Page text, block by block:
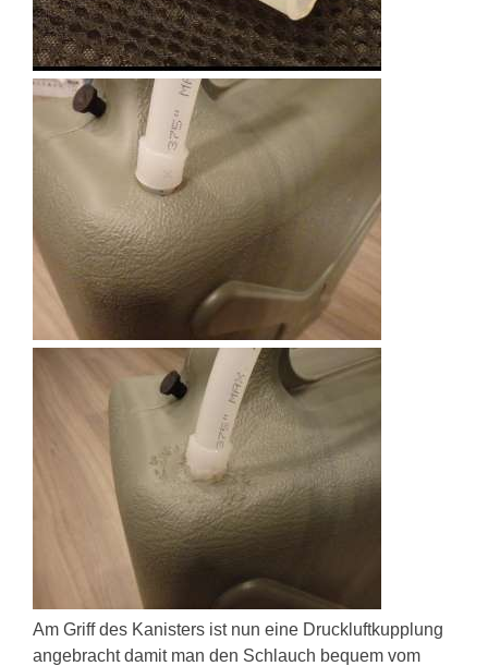
Am Griff des Kanisters ist nun eine Druckluftkupplung
angebracht damit man den Schlauch bequem vom